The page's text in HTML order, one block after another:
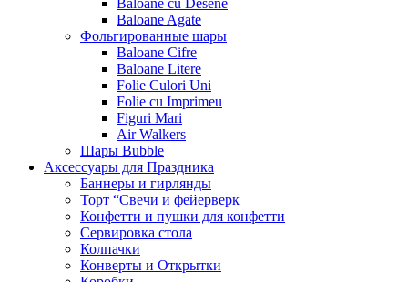
Baloane Agate
Фольгированные шары
Baloane Cifre
Baloane Litere
Folie Culori Uni
Folie cu Imprimeu
Figuri Mari
Air Walkers
Шары Bubble
Аксессуары для Праздника
Баннеры и гирлянды
Торт “Свечи и фейерверк
Конфетти и пушки для конфетти
Сервировка стола
Колпачки
Конверты и Открытки